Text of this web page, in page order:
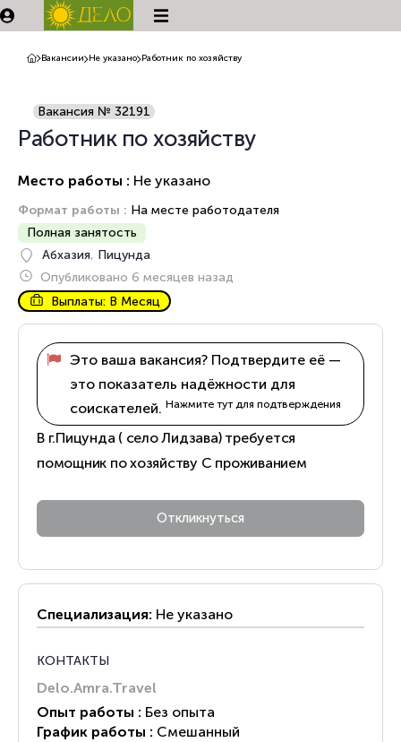
Вакансии Не указано Работник по хозяйству
Работник по хозяйству
Место работы : Не указано
Формат работы : На месте работодателя
Полная занятость
Абхазия, Пицунда
Опубликовано 6 месяцев назад
Выплаты: В Месяц
Вакансия № 32191
Это ваша вакансия? Подтвердите её —
это показатель надёжности для
соискателей. Нажмите тут для подтверждения
В г.Пицунда ( село Лидзава) требуется
помощник по хозяйству С проживанием
Специализация: Не указано
КОНТАКТЫ
Delo.Amra.Travel
Опыт работы : Без опыта
График работы : Смешанный